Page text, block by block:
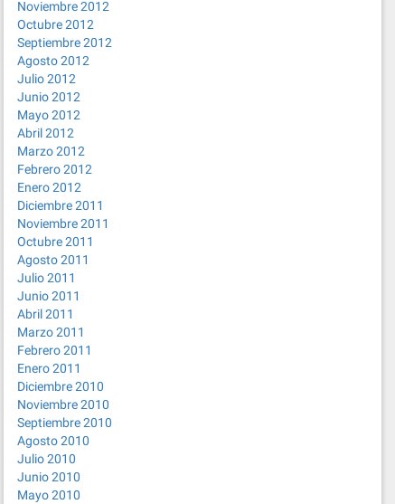
Noviembre 2012
Octubre 2012
Septiembre 2012
Agosto 2012
Julio 2012
Junio 2012
Mayo 2012
Abril 2012
Marzo 2012
Febrero 2012
Enero 2012
Diciembre 2011
Noviembre 2011
Octubre 2011
Agosto 2011
Julio 2011
Junio 2011
Abril 2011
Marzo 2011
Febrero 2011
Enero 2011
Diciembre 2010
Noviembre 2010
Septiembre 2010
Agosto 2010
Julio 2010
Junio 2010
Mayo 2010